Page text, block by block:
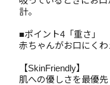
計。
■ポイント4「重さ」
赤ちゃんがお口にくわ
【SkinFriendly】
肌への優しさを最優